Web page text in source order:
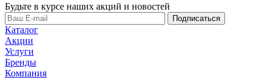
Будьте в курсе наших акций и новостей
Подписаться
Каталог
Акции
Услуги
Бренды
Компания